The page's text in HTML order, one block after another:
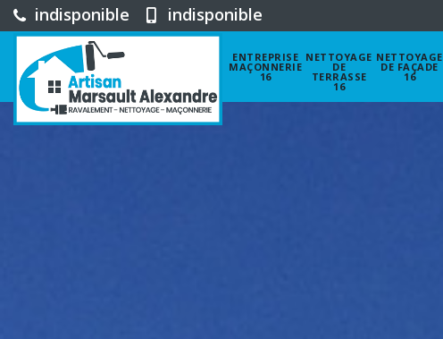
indisponible indisponible
ENTREPRISE
MAÇONNERIE
16
NETTOYAGE
DE
TERRASSE
16
NETTOYAGE
DE FAÇADE
16